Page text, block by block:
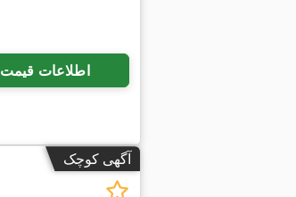
اطلاعات قیمت
آگهی کوچک